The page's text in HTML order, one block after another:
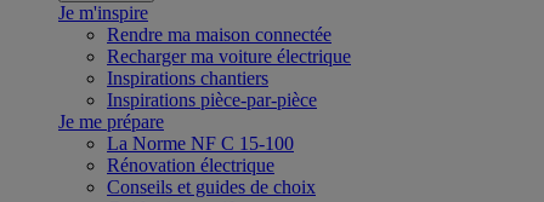
Je m'inspire
Rendre ma maison connectée
Recharger ma voiture électrique
Inspirations chantiers
Inspirations pièce-par-pièce
Je me prépare
La Norme NF C 15-100
Rénovation électrique
Conseils et guides de choix